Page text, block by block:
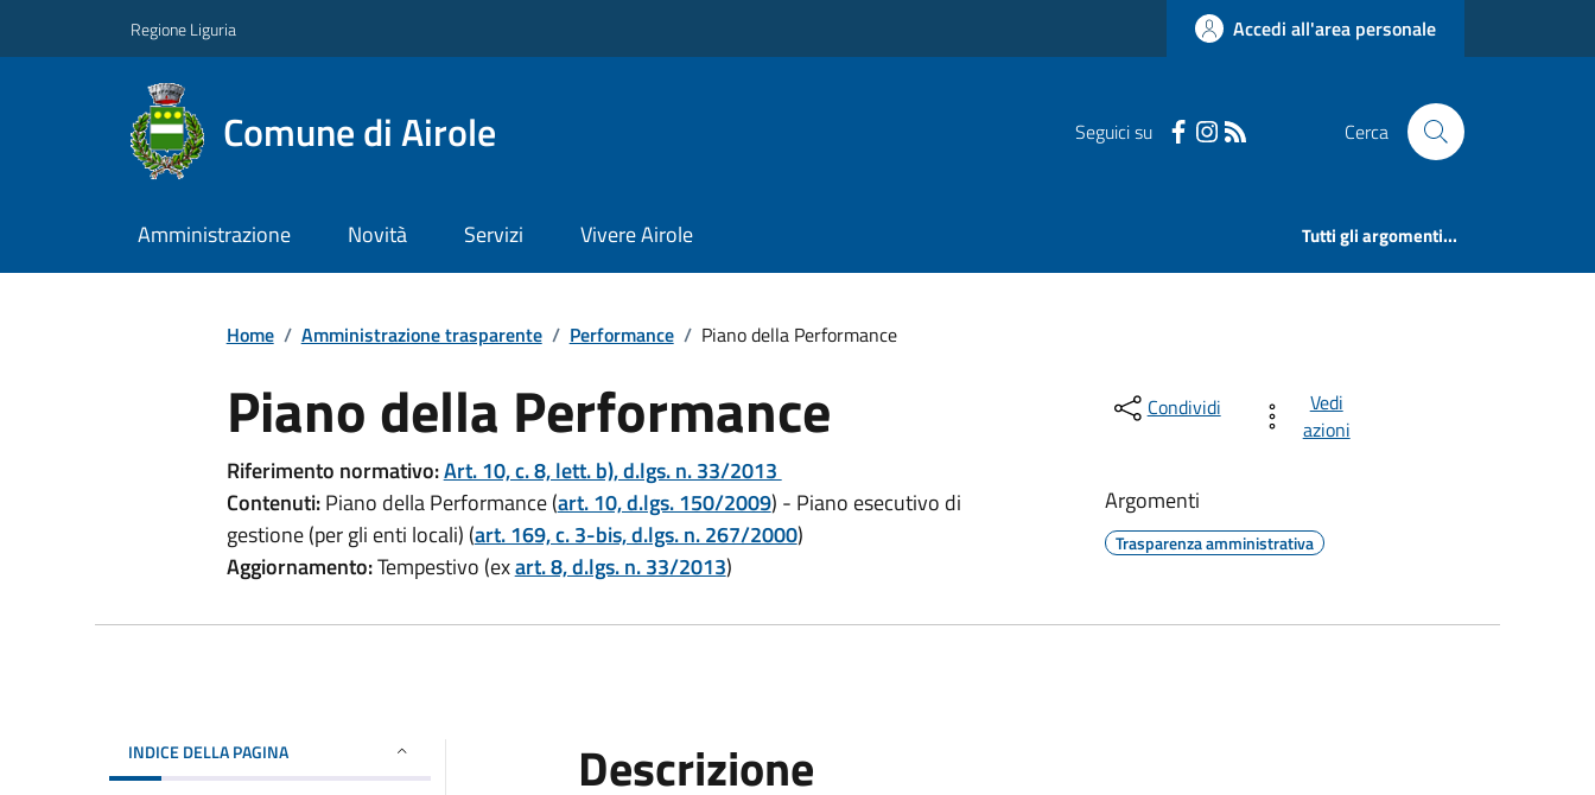
Regione Liguria Accedi all'area personale
Comune di Airole Seguici su Cerca
Amministrazione Novità Servizi Vivere Airole Tutti gli argomenti...
Home / Amministrazione trasparente / Performance / Piano della Performance
Piano della Performance
Riferimento normativo:Art. 10, c. 8, lett. b), d.lgs. n. 33/2013
Contenuti:Piano della Performance (art. 10, d.lgs. 150/2009) - Piano esecutivo di
gestione (per gli enti locali) (art. 169, c. 3-bis, d.lgs. n. 267/2000)
Aggiornamento:Tempestivo (exart. 8, d.lgs. n. 33/2013)
Condividi
Vedi
azioni
Argomenti
Trasparenza amministrativa
INDICE DELLA PAGINA Descrizione